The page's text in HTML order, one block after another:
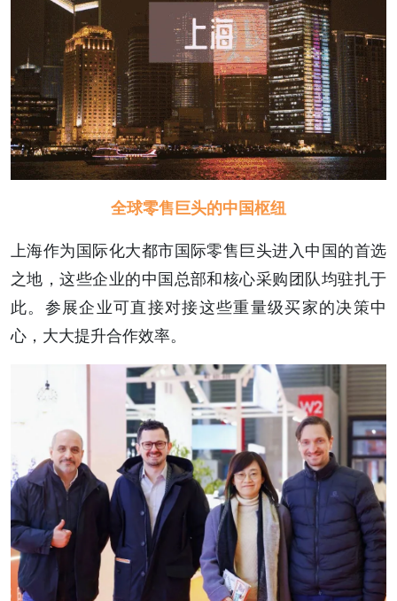
全球零售巨头的中国枢纽
上海作为国际化大都市国际零售巨头进入中国的首选
之地，这些企业的中国总部和核心采购团队均驻扎于
此。参展企业可直接对接这些重量级买家的决策中
心，大大提升合作效率。